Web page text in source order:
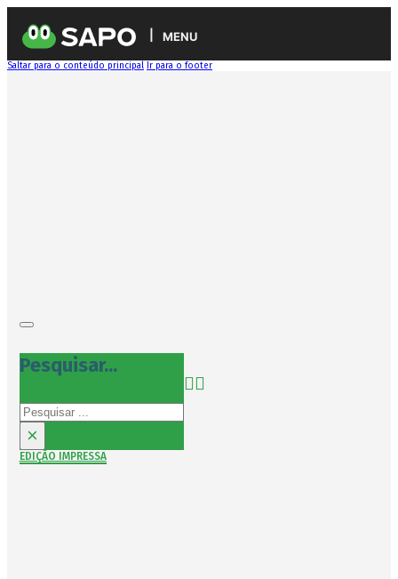
MENU
Saltar para o conteúdo principal Ir para o footer
Pesquisar...
Pesquisar
×
EDIÇÃO IMPRESSA